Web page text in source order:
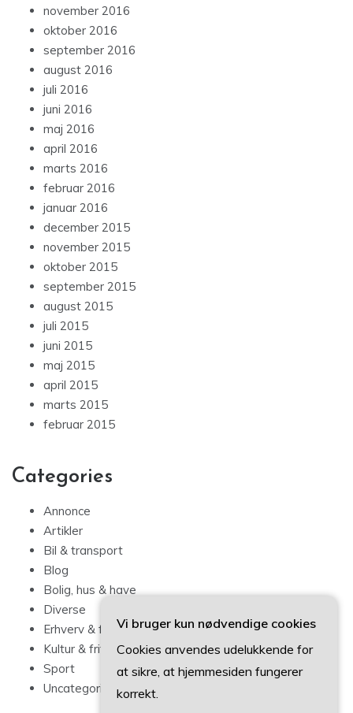
november 2016
oktober 2016
september 2016
august 2016
juli 2016
juni 2016
maj 2016
april 2016
marts 2016
februar 2016
januar 2016
december 2015
november 2015
oktober 2015
september 2015
august 2015
juli 2015
juni 2015
maj 2015
april 2015
marts 2015
februar 2015
Categories
Annonce
Artikler
Bil & transport
Blog
Bolig, hus & have
Diverse
Erhverv & forbrug
Kultur & fritid
Sport
Uncategorized
Vi bruger kun nødvendige cookies
Cookies anvendes udelukkende for
at sikre, at hjemmesiden fungerer
korrekt.